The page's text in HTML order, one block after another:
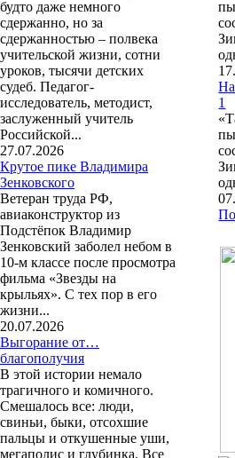
будто даже немного
сдержанно, но за
сдержанностью – полвека
учительской жизни, сотни
уроков, тысячи детских
судеб. Педагог-
исследователь, методист,
заслуженный учитель
Российской...
27.07.2026
Крутое пике Владимира
Зенковского
Ветеран труда РФ,
авиаконструктор из
Подстёпок Владимир
Зенковский заболел небом в
10-м классе после просмотра
фильма «Звезды на
крыльях». С тех пор в его
жизни...
20.07.2026
Выгорание от…
благополучия
В этой истории немало
трагичного и комичного.
Смешалось все: люди,
свиньи, быки, отсохшие
пальцы и откушенные уши,
мегаполис и глубинка. Все
1